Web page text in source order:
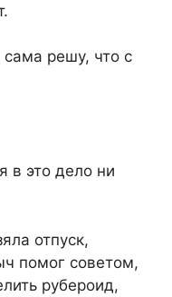
решу, что с
в это дело ни
отпуск,
помог советом,
рубероид,